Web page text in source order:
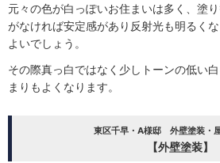
元々の色が白っぽいお住まいは多く、塗
がなければ安定感があり反射光も明るく
よいでしょう。
その際真っ白ではなく少しトーンの低い
まりもよくなります。
東区千早・A様邸 外壁塗装・
【外壁塗装】